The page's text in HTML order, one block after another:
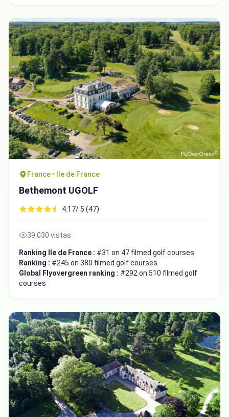
France • Ile de France
Bethemont UGOLF
4.17/ 5 (47)
39,030 vistas
Ranking Ile de France : #31 on 47 filmed golf courses
Ranking : #245 on 380 filmed golf courses
Global Flyovergreen ranking : #292 on 510 filmed golf
courses